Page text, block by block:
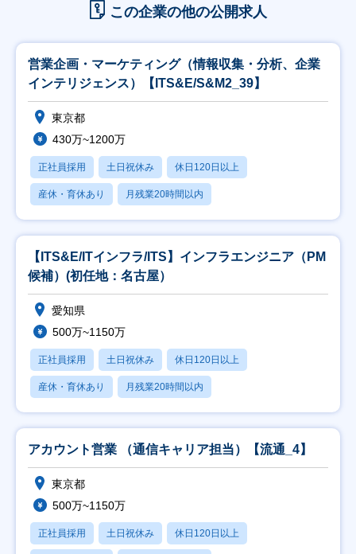
この企業の他の公開求人
営業企画・マーケティング（情報収集・分析、企業
インテリジェンス）【ITS&E/S&M2_39】
東京都
430万~1200万
正社員採用 土日祝休み 休日120日以上
産休・育休あり 月残業20時間以内
【ITS&E/ITインフラ/ITS】インフラエンジニア（PM
候補）(初任地：名古屋）
愛知県
500万~1150万
正社員採用 土日祝休み 休日120日以上
産休・育休あり 月残業20時間以内
アカウント営業 （通信キャリア担当）【流通_4】
東京都
500万~1150万
正社員採用 土日祝休み 休日120日以上